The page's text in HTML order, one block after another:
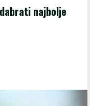
najbolje